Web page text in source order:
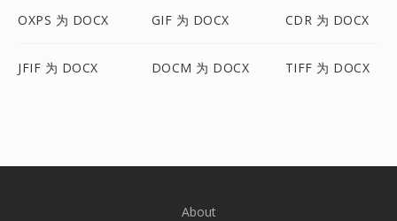
OXPS 为 DOCX GIF 为 DOCX CDR 为 DOCX
JFIF 为 DOCX DOCM 为 DOCX TIFF 为 DOCX
About